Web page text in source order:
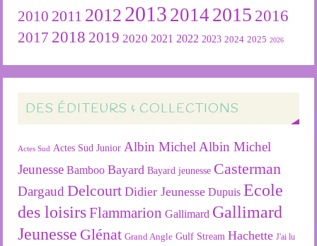
2010 2011 2012 2013 2014 2015 2016
2017 2018 2019 2020 2021 2022 2023 2024 2025 2026
DES ÉDITEURS & COLLECTIONS
Actes Sud Actes Sud Junior Albin Michel Albin Michel
Jeunesse Bamboo Bayard Bayard jeunesse Casterman
Dargaud Delcourt Didier Jeunesse Dupuis Ecole
des loisirsFlammarion Gallimard Gallimard
Jeunesse Glénat Grand Angle Gulf Stream Hachette J'ai lu